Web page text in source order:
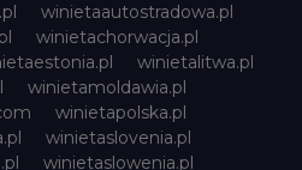
winietaautostradowa.pl
winietachorwacja.pl
winietalitwa.pl
winietamoldawia.pl
winietapolska.pl
winietaslovenia.pl
winietaslowenia.pl